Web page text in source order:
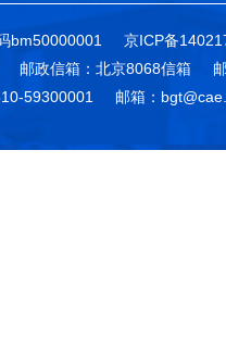
bm50000001
京ICP备
邮政信箱：北京8068信箱
59300001 邮箱：